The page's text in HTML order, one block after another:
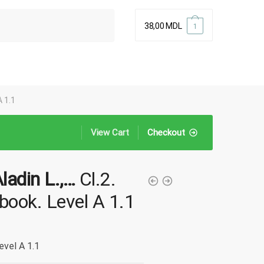
38,00 MDL 1
1.1
Checkout
View Cart
L.,…Cl.2.
Level A 1.1
A 1.1